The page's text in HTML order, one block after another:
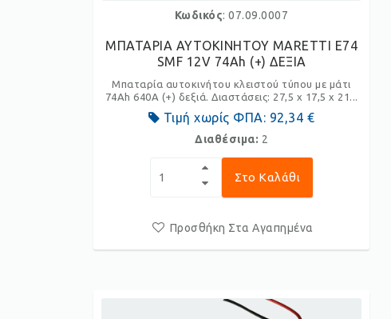
Κωδικός: 07.09.0007
ΜΠΑΤΑΡΙΑ ΑΥΤΟΚΙΝΗΤΟΥ MARETTI E74
SMF 12V 74Ah (+) ΔΕΞΙΑ
Μπαταρία αυτοκινήτου κλειστού τύπου με μάτι
74Ah 640A (+) δεξιά. Διαστάσεις: 27,5 x 17,5 x 21...
Τιμή χωρίς ΦΠΑ: 92,34 €
Διαθέσιμα: 2
Στο Καλάθι
Προσθήκη Στα Αγαπημένα